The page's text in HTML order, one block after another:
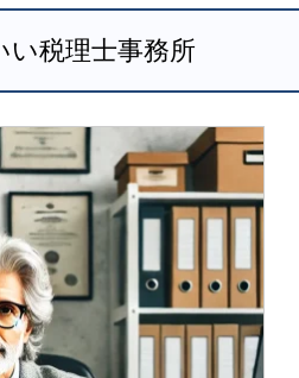
い税理士事務所